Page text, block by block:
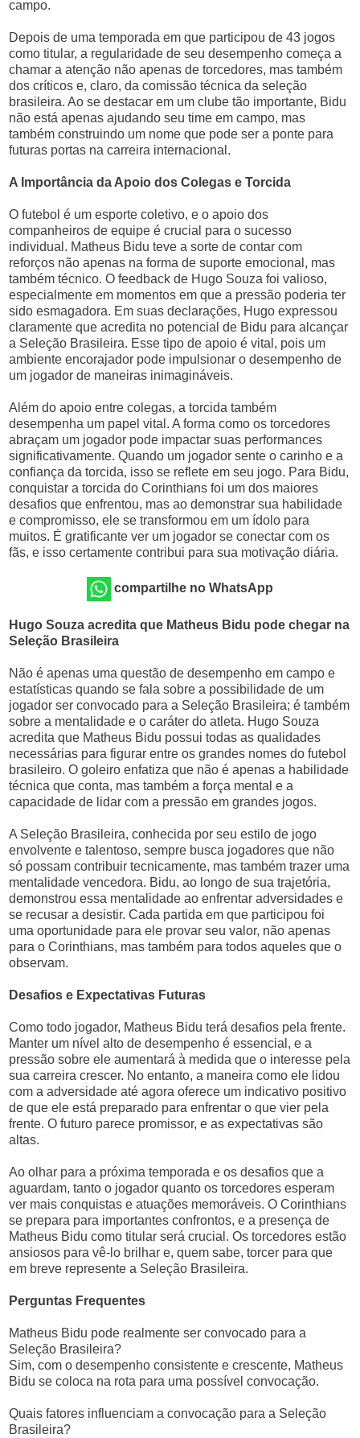
campo.
Depois de uma temporada em que participou de 43 jogos
como titular, a regularidade de seu desempenho começa a
chamar a atenção não apenas de torcedores, mas também
dos críticos e, claro, da comissão técnica da seleção
brasileira. Ao se destacar em um clube tão importante, Bidu
não está apenas ajudando seu time em campo, mas
também construindo um nome que pode ser a ponte para
futuras portas na carreira internacional.
A Importância da Apoio dos Colegas e Torcida
O futebol é um esporte coletivo, e o apoio dos
companheiros de equipe é crucial para o sucesso
individual. Matheus Bidu teve a sorte de contar com
reforços não apenas na forma de suporte emocional, mas
também técnico. O feedback de Hugo Souza foi valioso,
especialmente em momentos em que a pressão poderia ter
sido esmagadora. Em suas declarações, Hugo expressou
claramente que acredita no potencial de Bidu para alcançar
a Seleção Brasileira. Esse tipo de apoio é vital, pois um
ambiente encorajador pode impulsionar o desempenho de
um jogador de maneiras inimagináveis.
Além do apoio entre colegas, a torcida também
desempenha um papel vital. A forma como os torcedores
abraçam um jogador pode impactar suas performances
significativamente. Quando um jogador sente o carinho e a
confiança da torcida, isso se reflete em seu jogo. Para Bidu,
conquistar a torcida do Corinthians foi um dos maiores
desafios que enfrentou, mas ao demonstrar sua habilidade
e compromisso, ele se transformou em um ídolo para
muitos. É gratificante ver um jogador se conectar com os
fãs, e isso certamente contribui para sua motivação diária.
compartilhe no WhatsApp
Hugo Souza acredita que Matheus Bidu pode chegar na
Seleção Brasileira
Não é apenas uma questão de desempenho em campo e
estatísticas quando se fala sobre a possibilidade de um
jogador ser convocado para a Seleção Brasileira; é também
sobre a mentalidade e o caráter do atleta. Hugo Souza
acredita que Matheus Bidu possui todas as qualidades
necessárias para figurar entre os grandes nomes do futebol
brasileiro. O goleiro enfatiza que não é apenas a habilidade
técnica que conta, mas também a força mental e a
capacidade de lidar com a pressão em grandes jogos.
A Seleção Brasileira, conhecida por seu estilo de jogo
envolvente e talentoso, sempre busca jogadores que não
só possam contribuir tecnicamente, mas também trazer uma
mentalidade vencedora. Bidu, ao longo de sua trajetória,
demonstrou essa mentalidade ao enfrentar adversidades e
se recusar a desistir. Cada partida em que participou foi
uma oportunidade para ele provar seu valor, não apenas
para o Corinthians, mas também para todos aqueles que o
observam.
Desafios e Expectativas Futuras
Como todo jogador, Matheus Bidu terá desafios pela frente.
Manter um nível alto de desempenho é essencial, e a
pressão sobre ele aumentará à medida que o interesse pela
sua carreira crescer. No entanto, a maneira como ele lidou
com a adversidade até agora oferece um indicativo positivo
de que ele está preparado para enfrentar o que vier pela
frente. O futuro parece promissor, e as expectativas são
altas.
Ao olhar para a próxima temporada e os desafios que a
aguardam, tanto o jogador quanto os torcedores esperam
ver mais conquistas e atuações memoráveis. O Corinthians
se prepara para importantes confrontos, e a presença de
Matheus Bidu como titular será crucial. Os torcedores estão
ansiosos para vê-lo brilhar e, quem sabe, torcer para que
em breve represente a Seleção Brasileira.
Perguntas Frequentes
Matheus Bidu pode realmente ser convocado para a
Seleção Brasileira?
Sim, com o desempenho consistente e crescente, Matheus
Bidu se coloca na rota para uma possível convocação.
Quais fatores influenciam a convocação para a Seleção
Brasileira?